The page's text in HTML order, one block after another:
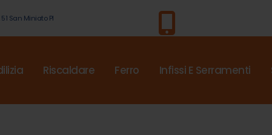
San Miniato PI
Riscaldare Ferro Infissi E Serramenti